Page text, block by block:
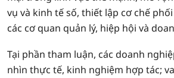
vụ và kinh tế số, thiết lập cơ chế
các cơ quan quản lý, hiệp hội và
Tại phần tham luận, các doanh
nhìn thực tế, kinh nghiệm hợp tác;